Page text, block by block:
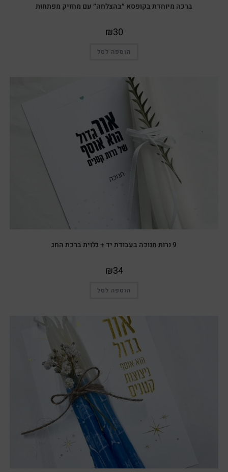
ברכה מיוחדת בקופסא ״בהצלחה״ עם מחזיק מפתחות
₪30
הוספה לסל
9 נרות חנוכה בעבודת יד + גלוית ברכת החג
₪34
הוספה לסל